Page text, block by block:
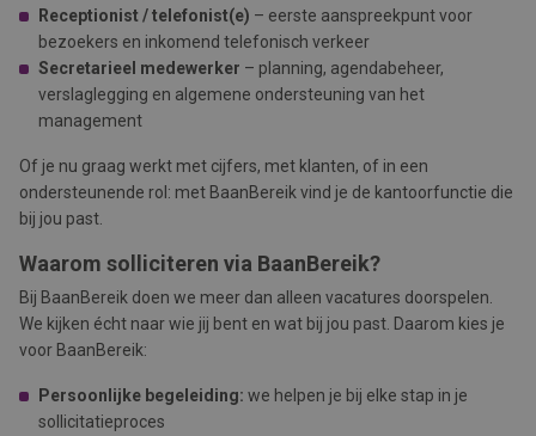
Receptionist / telefonist(e) – eerste aanspreekpunt voor
bezoekers en inkomend telefonisch verkeer
Secretarieel medewerker – planning, agendabeheer,
verslaglegging en algemene ondersteuning van het
management
Of je nu graag werkt met cijfers, met klanten, of in een
ondersteunende rol: met BaanBereik vind je de kantoorfunctie die
bij jou past.
Waarom solliciteren via BaanBereik?
Bij BaanBereik doen we meer dan alleen vacatures doorspelen.
We kijken écht naar wie jij bent en wat bij jou past. Daarom kies je
voor BaanBereik:
Persoonlijke begeleiding: we helpen je bij elke stap in je
sollicitatieproces